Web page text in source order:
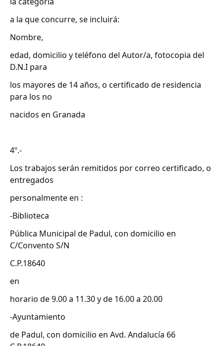
a la que concurre, se incluirá:
Nombre,
edad, domicilio y teléfono del Autor/a, fotocopia del
D.N.I para
los mayores de 14 años, o certificado de residencia
para los no
nacidos en Granada
4º.-
Los trabajos serán remitidos por correo certificado, o
entregados
personalmente en :
-Biblioteca
Pública Municipal de Padul, con domicilio en
C/Convento S/N
C.P.18640
en
horario de 9.00 a 11.30 y de 16.00 a 20.00
-Ayuntamiento
de Padul, con domicilio en Avd. Andalucía 66